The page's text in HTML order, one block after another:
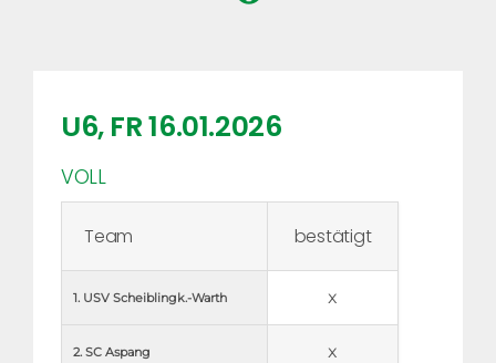
U6, FR 16.01.2026
VOLL
Team bestätigt
1. USV Scheiblingk.-Warth x
2. SC Aspang x